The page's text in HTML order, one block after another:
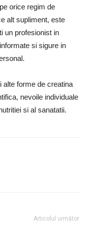
orice regim de
alt supliment, este
un profesionist in
si sigure in
alte forme de creatina
nevoile individuale
si al sanatatii.
Articolul următor